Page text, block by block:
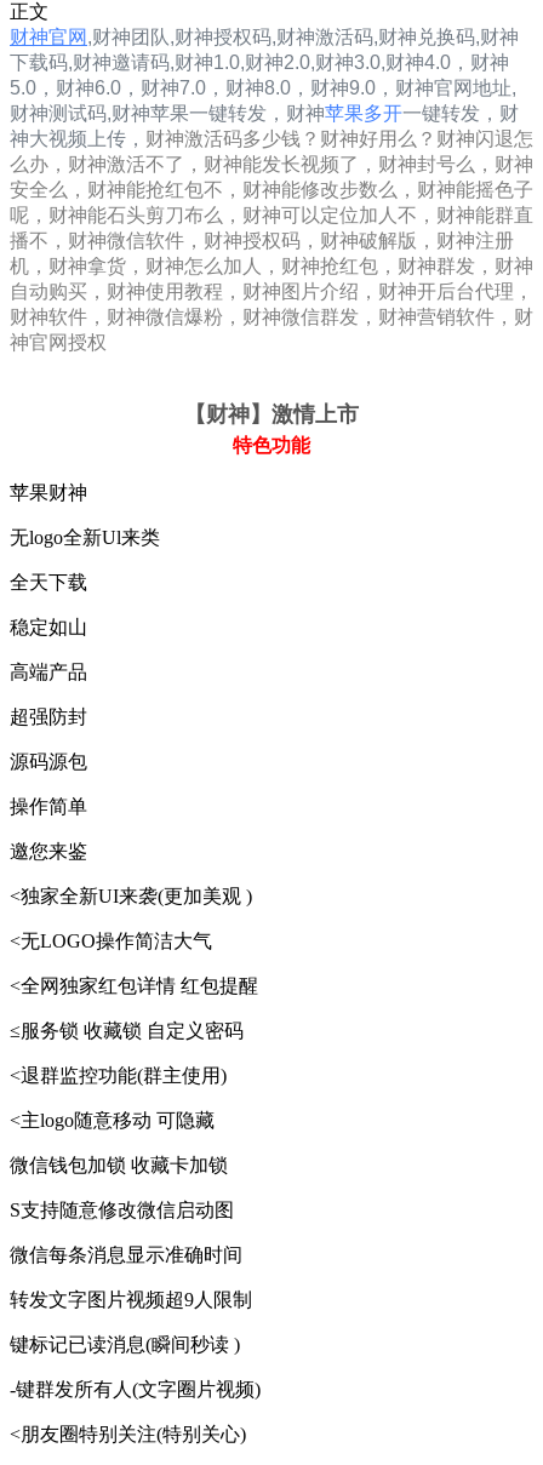
正文
财神官网 ,财神团队,财神授权码,财神激活码,财神兑换码,财神
下载码,财神邀请码,财神1.0,财神2.0,财神3.0,财神4.0， 财神
5.0， 财神6.0， 财神7.0， 财神8.0， 财神9.0， 财神官网地址,
财神测试码,财神苹果一键转发， 财神苹果多开一键转发，财
神大视频上传， 财神激活码多少钱？财神好用么？财神闪退怎
么办，财神激活不了，财神能发长视频了，财神封号么，财神
安全么，财神能抢红包不，财神能修改步数么，财神能摇色子
呢，财神能石头剪刀布么，财神可以定位加人不，财神能群直
播不，财神微信软件，财神授权码，财神破解版，财神注册
机，财神拿货，财神怎么加人，财神抢红包，财神群发，财神
自动购买，财神使用教程，财神图片介绍，财神开后台代理，
财神软件，财神微信爆粉，财神微信群发，财神营销软件，财
神官网授权
【财神】激情上市
特色功能
苹果财神
无logo全新Ul来类
全天下载
稳定如山
高端产品
超强防封
源码源包
操作简单
邀您来鉴
<独家全新UI来袭(更加美观 )
<无LOGO操作简洁大气
<全网独家红包详情 红包提醒
≤服务锁 收藏锁 自定义密码
<退群监控功能(群主使用)
<主logo随意移动 可隐藏
微信钱包加锁 收藏卡加锁
S支持随意修改微信启动图
微信每条消息显示准确时间
转发文字图片视频超9人限制
键标记已读消息(瞬间秒读 )
-键群发所有人(文字圈片视频)
<朋友圈特别关注(特别关心)